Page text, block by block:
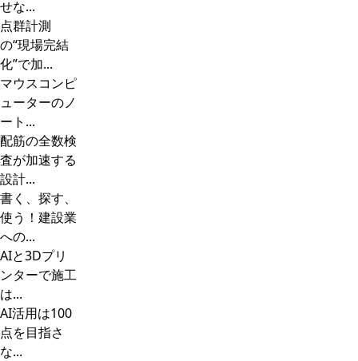
せな...
点群計測
の“現場完結
化”で加...
マウスコンピ
ューターのノ
ート...
配筋の全数検
査が加速する
設計...
書く、探す、
使う！建設業
への...
AIと3Dプリ
ンターで施工
は...
AI活用は100
点を目指さ
な...